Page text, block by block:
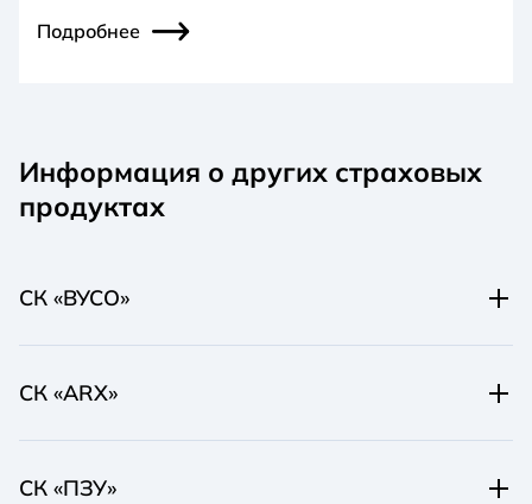
Подробнее
Информация о других страховых
продуктах
СК «ВУСО»
СК «ARX»
СК «ПЗУ»